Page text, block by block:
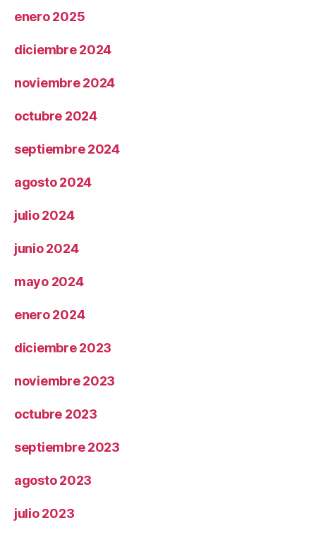
enero 2025
diciembre 2024
noviembre 2024
octubre 2024
septiembre 2024
agosto 2024
julio 2024
junio 2024
mayo 2024
enero 2024
diciembre 2023
noviembre 2023
octubre 2023
septiembre 2023
agosto 2023
julio 2023